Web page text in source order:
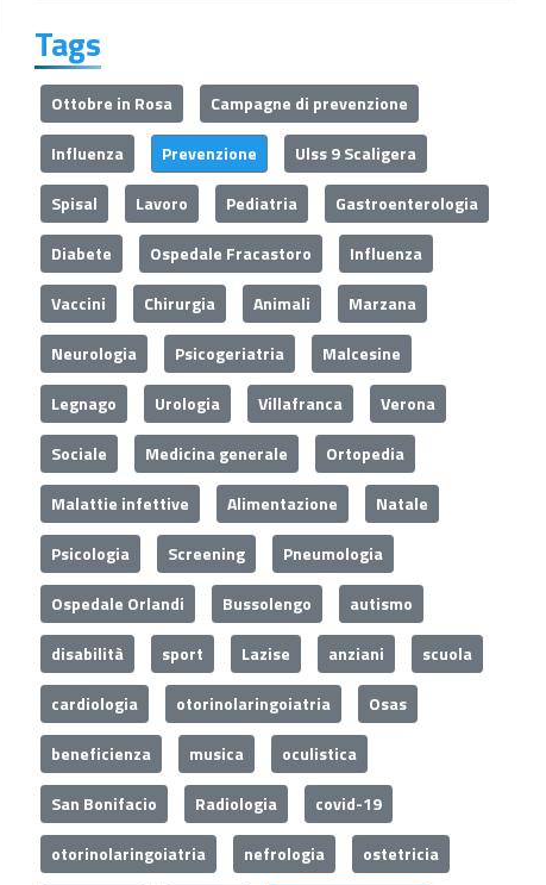
Tags
Ottobre in Rosa
Campagne di prevenzione
Influenza
Prevenzione
Ulss 9 Scaligera
Spisal
Lavoro Pediatria
Gastroenterologia
Diabete
Ospedale Fracastoro
Influenza
Vaccini
Chirurgia Animali
Marzana
Neurologia
Psicogeriatria
Malcesine
Legnago
Urologia Villafranca
Verona
Sociale
Medicina generale
Ortopedia
Malattie infettive
Alimentazione
Natale
Psicologia
Screening
Pneumologia
Ospedale Orlandi
Bussolengo
autismo
disabilità
sport Lazise anziani
scuola
cardiologia
otorinolaringoiatria
Osas
beneficienza
musica
oculistica
San Bonifacio
Radiologia
covid-19
otorinolaringoiatria
nefrologia
ostetricia